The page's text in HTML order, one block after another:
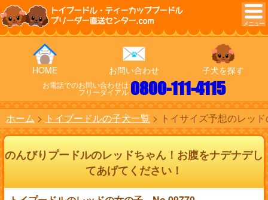
トイプードル・ティーカッププードル
ブリーダー直送センター.com
HOME お問い合わせ 子犬を探す
お電話でのお問い合わせは
フリーダイアル 0800-111-4115
ホーム トイプードルの子犬一覧 トイサイズ予想のレッ
のんびりプードルのレッドちゃん！お腹をナデナデし
てあげてください！